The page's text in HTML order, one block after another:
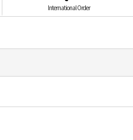
International Order